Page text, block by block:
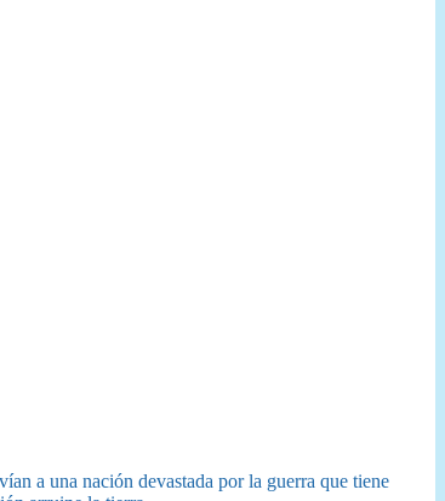
a una nación devastada por la guerra que tiene